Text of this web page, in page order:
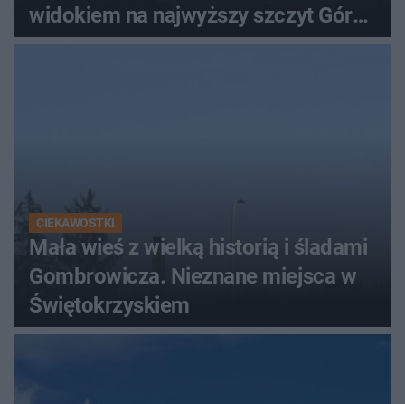
widokiem na najwyższy szczyt Gór
Świętokrzyskich
CIEKAWOSTKI
Mała wieś z wielką historią i śladami
Gombrowicza. Nieznane miejsca w
Świętokrzyskiem